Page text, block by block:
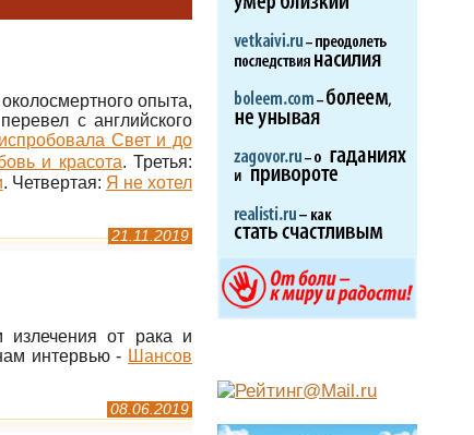
опыта,
с английского
Свет и до
и красота. Третья:
. Четвертая: Я не хотел
21.11.2019
излечения от рака и
интервью - Шансов
08.06.2019